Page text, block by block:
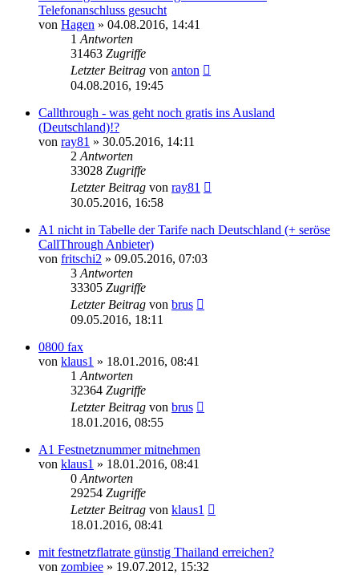
Telefonanschluss gesucht
von Hagen » 04.08.2016, 14:41
1 Antworten
31463 Zugriffe
Letzter Beitrag von anton
04.08.2016, 19:45
Callthrough - was geht noch gratis ins Ausland
(Deutschland)!?
von ray81 » 30.05.2016, 14:11
2 Antworten
33028 Zugriffe
Letzter Beitrag von ray81
30.05.2016, 16:58
A1 nicht in Tabelle der Tarife nach Deutschland (+ seröse
CallThrough Anbieter)
von fritschi2 » 09.05.2016, 07:03
3 Antworten
33305 Zugriffe
Letzter Beitrag von brus
09.05.2016, 18:11
0800 fax
von klaus1 » 18.01.2016, 08:41
1 Antworten
32364 Zugriffe
Letzter Beitrag von brus
18.01.2016, 08:55
A1 Festnetznummer mitnehmen
von klaus1 » 18.01.2016, 08:41
0 Antworten
29254 Zugriffe
Letzter Beitrag von klaus1
18.01.2016, 08:41
mit festnetzflatrate günstig Thailand erreichen?
von zombiee » 19.07.2012, 15:32